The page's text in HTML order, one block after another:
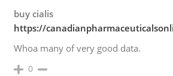
buy cialis
https://
Whoa many of very good data.
0